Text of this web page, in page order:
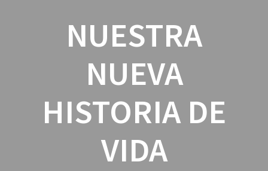
NUESTRA
NUEVA
HISTORIA DE
VIDA